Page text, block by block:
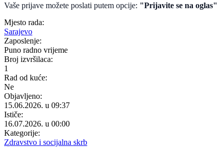
Vaše prijave možete poslati putem opcije: "Prijavite se na oglas"
Mjesto rada:
Sarajevo
Zaposlenje:
Puno radno vrijeme
Broj izvršilaca:
1
Rad od kuće:
Ne
Objavljeno:
15.06.2026. u 09:37
Ističe:
16.07.2026. u 00:00
Kategorije:
Zdravstvo i socijalna skrb